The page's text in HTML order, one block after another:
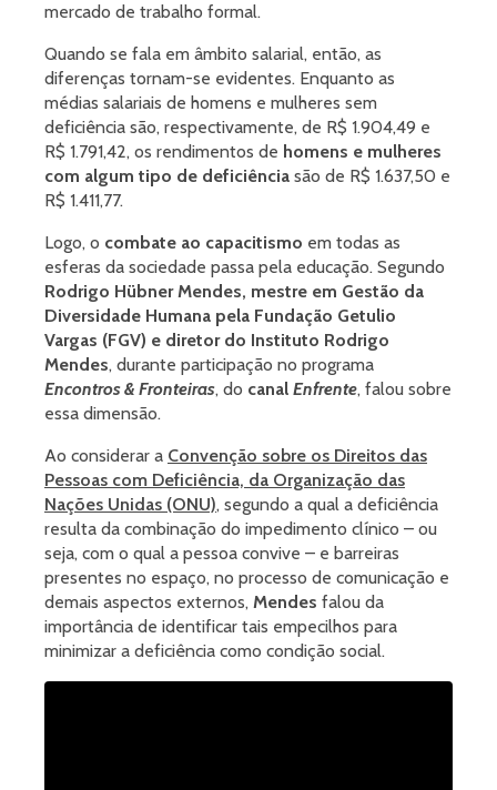
mercado de trabalho formal.
Quando se fala em âmbito salarial, então, as
diferenças tornam-se evidentes. Enquanto as
médias salariais de homens e mulheres sem
deficiência são, respectivamente, de R$ 1.904,49 e
R$ 1.791,42, os rendimentos de homens e mulheres
com algum tipo de deficiência são de R$ 1.637,50 e
R$ 1.411,77.
Logo, o combate ao capacitismo em todas as
esferas da sociedade passa pela educação. Segundo
Rodrigo Hübner Mendes, mestre em Gestão da
Diversidade Humana pela Fundação Getulio
Vargas (FGV) e diretor do Instituto Rodrigo
Mendes, durante participação no programa
Encontros & Fronteiras, do canal Enfrente, falou sobre
essa dimensão.
Ao considerar a Convenção sobre os Direitos das
Pessoas com Deficiência, da Organização das
Nações Unidas (ONU), segundo a qual a deficiência
resulta da combinação do impedimento clínico – ou
seja, com o qual a pessoa convive – e barreiras
presentes no espaço, no processo de comunicação e
demais aspectos externos, Mendes falou da
importância de identificar tais empecilhos para
minimizar a deficiência como condição social.